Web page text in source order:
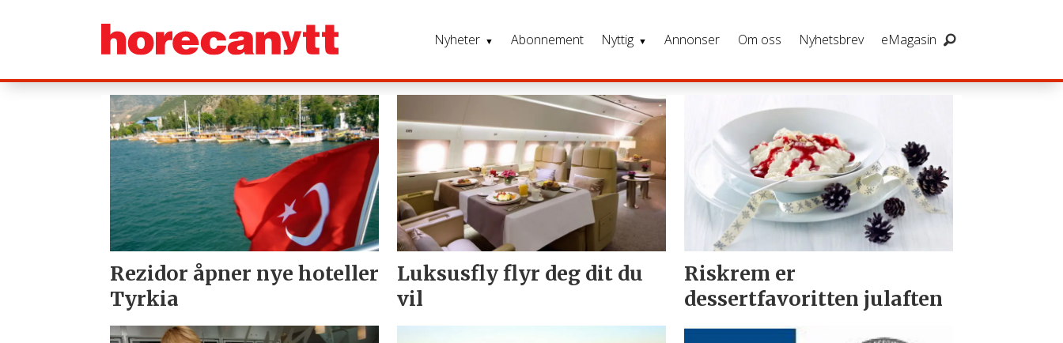
Nyheter Abonnement Nyttig Annonser Om oss Nyhetsbrev eMagasin
Rezidor åpner nye hoteller
Tyrkia
Luksusfly flyr deg dit du
vil
Riskrem er
dessertfavoritten julaften